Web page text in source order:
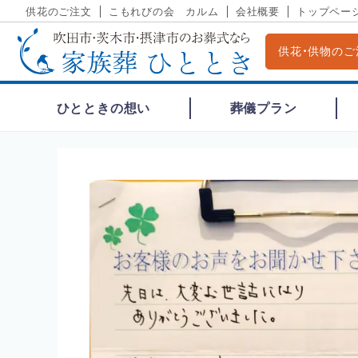
供花のご注文 こもれびの会 カルム 会社概要 トップペー
供花・供物の
ひとときの想い 葬儀プラン